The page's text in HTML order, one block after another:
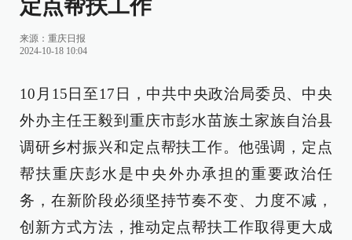
定点帮扶工作
来源： 重庆日报
2024-10-18 10:04
10月15日至17日，中共中央政治局委员、中央
外办主任王毅到重庆市彭水苗族土家族自治县
调研乡村振兴和定点帮扶工作。他强调，定点
帮扶重庆彭水是中央外办承担的重要政治任
务，在新阶段必须坚持节奏不变、力度不减，
创新方式方法，推动定点帮扶工作取得更大成